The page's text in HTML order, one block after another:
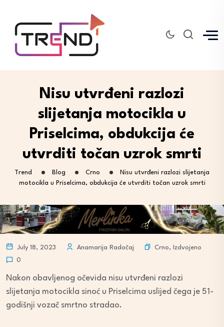
Nisu utvrđeni razlozi
slijetanja motocikla u
Priselcima, obdukcija će
utvrditi točan uzrok smrti
Trend Blog Crno
Nisu utvrđeni razlozi slijetanja
motocikla u Priselcima, obdukcija će utvrditi točan uzrok smrti
July 18, 2023 Anamarija Radočaj Crno,
Izdvojeno
0
Nakon obavljenog očevida nisu utvrđeni razlozi
slijetanja motocikla sinoć u Priselcima uslijed čega je 51-
godišnji vozač smrtno stradao.